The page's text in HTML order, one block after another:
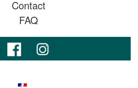
Contact
FAQ